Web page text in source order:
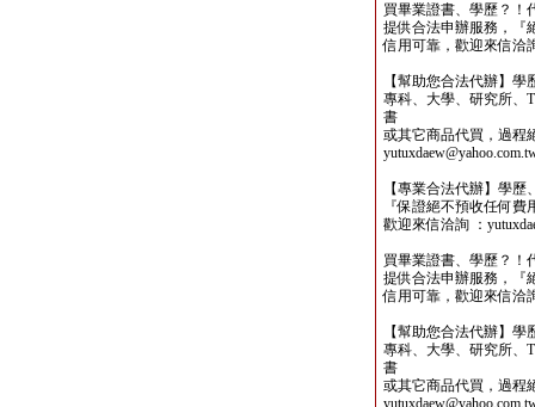
買畢業證書、學歷？！
提供合法申辦服務，『
信用可靠，歡迎來信洽
【幫助您合法代辦】
專科、大學、研究所、
書
或其它商品代買，過程
【專業合法代辦】學
『保證絕不預收任何
歡迎來信洽詢 ：
買畢業證書、學歷？！
提供合法申辦服務，『
信用可靠，歡迎來信洽
【幫助您合法代辦】
專科、大學、研究所、
書
或其它商品代買，過程